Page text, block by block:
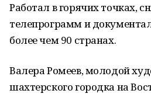
Работал в горячих точках,
телепрограмм и
более чем 90 странах.
Валера Ромеев, молодой
шахтерского городка на